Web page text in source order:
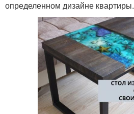
определенном дизайне квартиры.